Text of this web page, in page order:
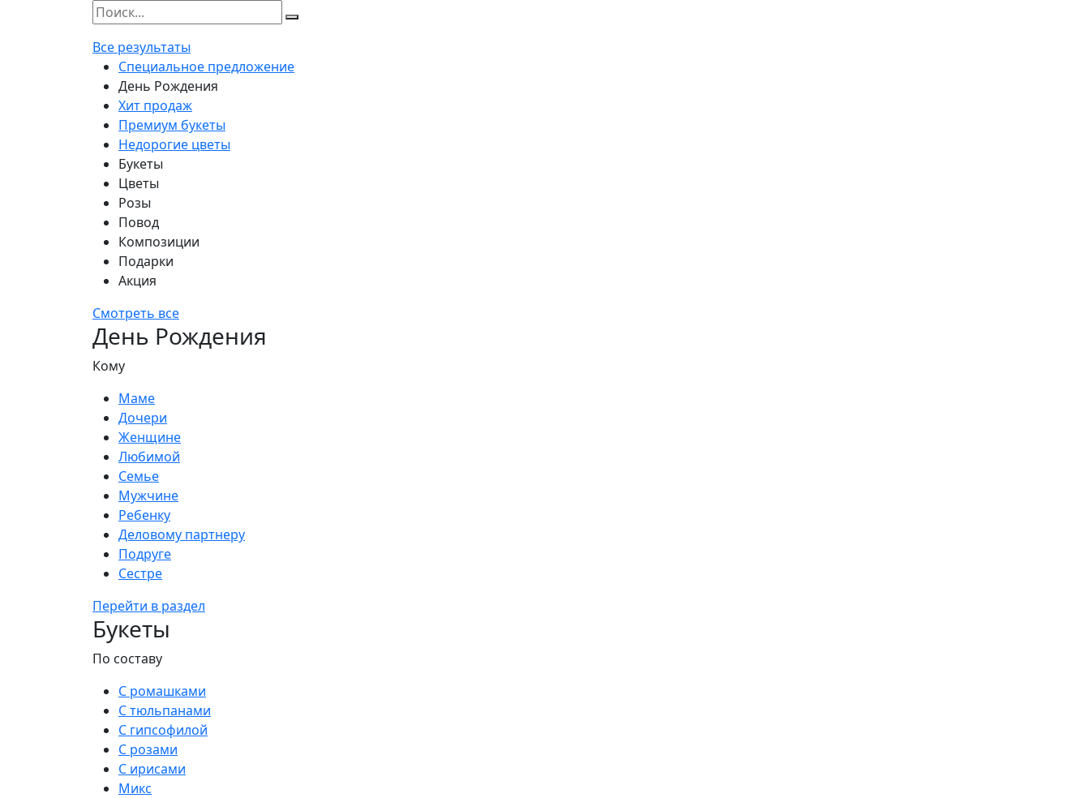
Все результаты
Специальное предложение
День Рождения
Хит продаж
Премиум букеты
Недорогие цветы
Букеты
Цветы
Розы
Повод
Композиции
Подарки
Акция
Смотреть все
День Рождения
Кому
Маме
Дочери
Женщине
Любимой
Семье
Мужчине
Ребенку
Деловому партнеру
Подруге
Сестре
Перейти в раздел
Букеты
По составу
С ромашками
С тюльпанами
С гипсофилой
С розами
С ирисами
Микс